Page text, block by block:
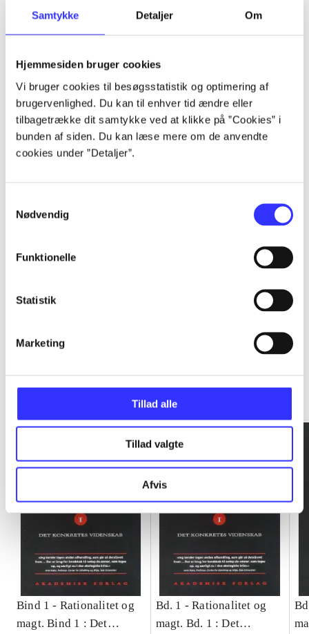
Samtykke Detaljer Om
Hjemmesiden bruger cookies
Vi bruger cookies til besøgsstatistik og optimering af
brugervenlighed. Du kan til enhver tid ændre eller
tilbagetrække dit samtykke ved at klikke på ”Cookies” i
bunden af siden. Du kan læse mere om de anvendte
cookies under ”Detaljer”.
Nødvendig
Funktionelle
Statistik
Marketing
Tillad alle
Tillad valgte
Afvis
Artikler
...
...
...
...
Gå til serien
Bind 1 - Rationalitet og
magt. Bind 1 : Det
Bd. 1 -Rationalitet og
magt. Bd. 1 : Det